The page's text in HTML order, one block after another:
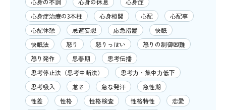
心身の不調
心身の休息
心身症
心身症治療の3本柱
心身相関 心配
心配事
心配休憩
忌避妄想 応急措置
快眠
快眠法
怒り 怒りっぽい
怒りの制御困難
怒り発作
思春期
思考伝播
思考停止法（思考中断法）
思考力・集中力低下
思考吸入
怠さ 急な発汗
急性期
性差
性格 性格検査 性格特性
恋愛